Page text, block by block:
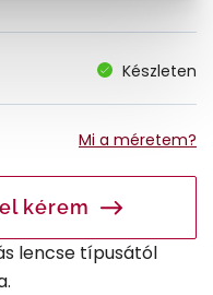
Készleten
Mi a méretem?
kérem
lencse típusától